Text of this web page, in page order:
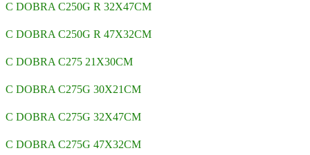
C DOBRA C250G R 32X47CM
C DOBRA C250G R 47X32CM
C DOBRA C275 21X30CM
C DOBRA C275G 30X21CM
C DOBRA C275G 32X47CM
C DOBRA C275G 47X32CM